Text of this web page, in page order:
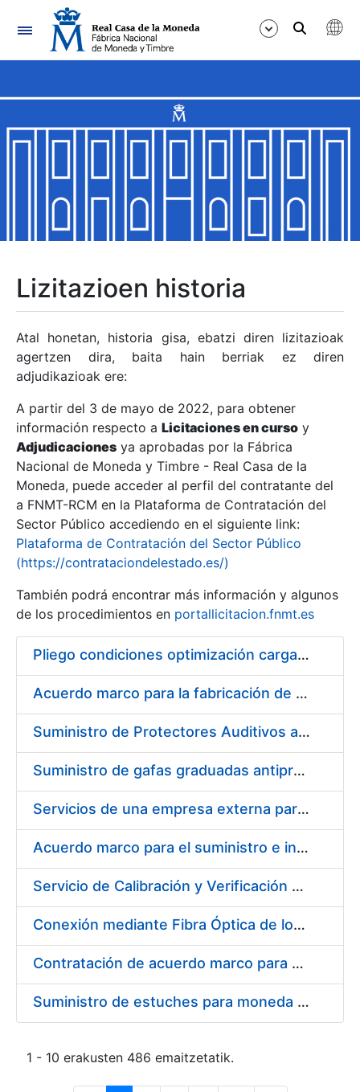
Nabigazioa
Erakutsi/Ezkutatu
Erakutsi/Ezkutatu
Erakutsi/Ezkutatu
Erakutsi/Ezkutatu
Erakutsi/Ezkutatu
Erakutsi/Ezkutatu
Erakutsi/Ezkutatu
Erakutsi/Ezkutatu
Lizitazioen historia
Atal honetan, historia gisa, ebatzi diren lizitazioak
agertzen dira, baita hain berriak ez diren
adjudikazioak ere:
A partir del 3 de mayo de 2022, para obtener
información respecto a Licitaciones en curso y
Adjudicaciones ya aprobadas por la Fábrica
Nacional de Moneda y Timbre - Real Casa de la
Moneda, puede acceder al perfil del contratante del
a FNMT-RCM en la Plataforma de Contratación del
Sector Público accediendo en el siguiente link:
Plataforma de Contratación del Sector Público
(https://contrataciondelestado.es/)
También podrá encontrar más información y algunos
de los procedimientos en portallicitacion.fnmt.es
Pliego condiciones optimización cargas compras firmado
Acuerdo marco para la fabricación de piezas
Suministro de Protectores Auditivos a medida para las personas trabajadoras de los Centros de Trabajo de Madrid y Burgos
Suministro de gafas graduadas antiproyecciones para los trabajadores de la FNMT-RCM en los centros de trabajo de Madrid y Burgos
Servicios de una empresa externa para el asesoramiento y resolución de los recursos de alzada que se presentan relacionados con procesos de selección para la FNMT-RCM
Acuerdo marco para el suministro e instalación de persianas, estores y otros complementos
Servicio de Calibración y Verificación Externa de los Equipos de Medición del Servicio de Prevención de la FNMT-RCM
Conexión mediante Fibra Óptica de los Centros de Proceso de Datos (CPDs) de las sedes de la FNMT-RCM de Burgos y Madrid
Contratación de acuerdo marco para el Suministro de Material de Electricidad para la Fábrica Nacional de Moneda y Timbre-Real Casa de la Moneda en su centro de trabajo de Burgos
Suministro de estuches para moneda de 30 €
1 - 10 erakusten 486 emaitzetatik.